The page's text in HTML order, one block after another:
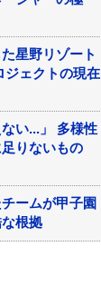
星野リゾート
ジェクトの現在
ない...」 多様性
りないもの
ームが甲子園
根拠